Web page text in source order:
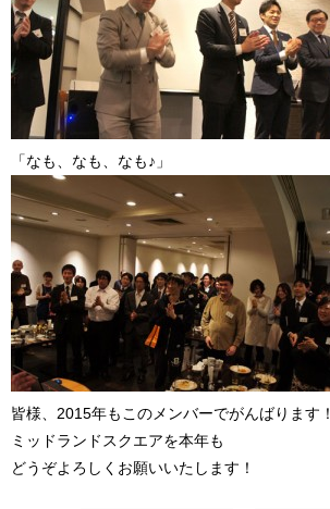
「なも、なも、なも♪」
皆様、2015年もこのメンバーでがんばります！
ミッドランドスクエアを本年も
どうぞよろしくお願いいたします！